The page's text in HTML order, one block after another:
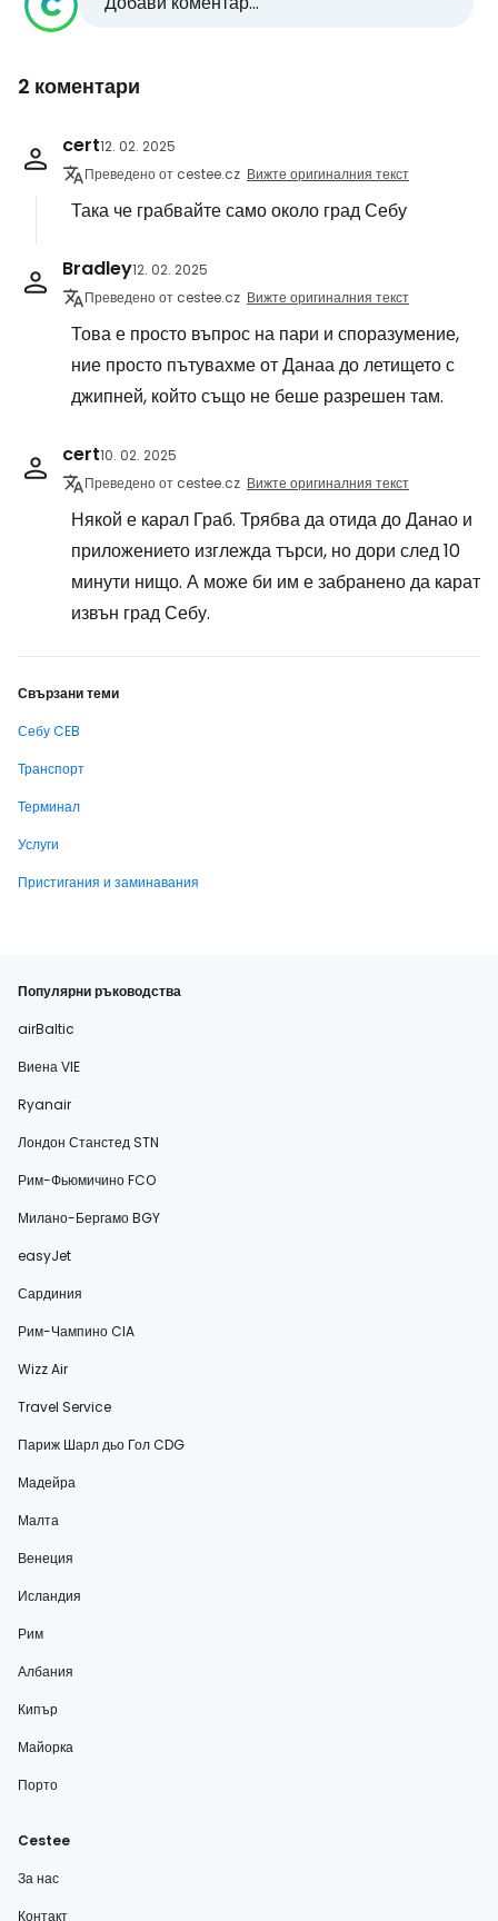
2 коментари
cert12. 02. 2025
Преведено от cestee.cz Вижте оригиналния текст
Така че грабвайте само около град Себу
Bradley12. 02. 2025
Преведено от cestee.cz Вижте оригиналния текст
Това е просто въпрос на пари и споразумение,
ние просто пътувахме от Данаа до летището с
джипней, който също не беше разрешен там.
cert10. 02. 2025
Преведено от cestee.cz Вижте оригиналния текст
Някой е карал Граб. Трябва да отида до Данао и
приложението изглежда търси, но дори след 10
минути нищо. А може би им е забранено да карат
извън град Себу.
Свързани теми
Себу CEB
Транспорт
Терминал
Услуги
Пристигания и заминавания
Популярни ръководства
airBaltic
Виена VIE
Ryanair
Лондон Станстед STN
Рим-Фьюмичино FCO
Милано-Бергамо BGY
easyJet
Сардиния
Рим-Чампино CIA
Wizz Air
Travel Service
Париж Шарл дьо Гол CDG
Мадейра
Малта
Венеция
Исландия
Рим
Албания
Кипър
Майорка
Порто
Cestee
За нас
Контакт